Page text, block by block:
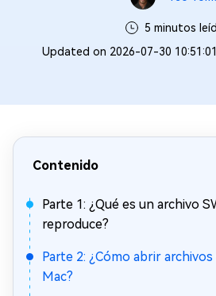
5 minutos
Updated on 2026-07-30
Contenido
Parte 1: ¿Qué es un archivo
reproduce?
Parte 2: ¿Cómo abrir
Mac?